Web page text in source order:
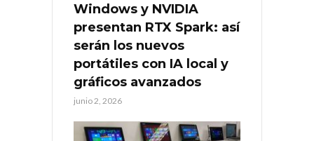
Windows y NVIDIA
presentan RTX Spark: así
serán los nuevos
portátiles con IA local y
gráficos avanzados
junio 2, 2026